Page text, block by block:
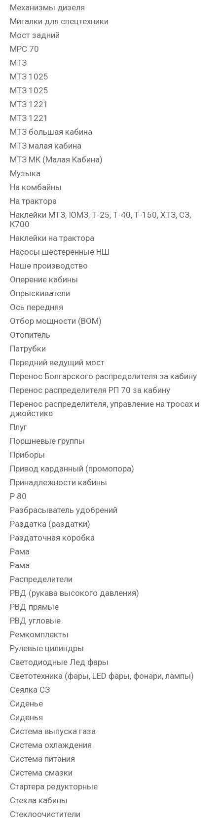
Механизмы дизеля
Мигалки для спецтехники
Мост задний
МРС 70
МТЗ
МТЗ 1025
МТЗ 1025
МТЗ 1221
МТЗ 1221
МТЗ большая кабина
МТЗ малая кабина
МТЗ МК (Малая Кабина)
Музыка
На комбайны
На трактора
Наклейки МТЗ, ЮМЗ, Т-25, Т-40, Т-150, ХТЗ, СЗ,
К700
Наклейки на трактора
Насосы шестеренные НШ
Наше производство
Оперение кабины
Опрыскиватели
Ось передняя
Отбор мощности (ВОМ)
Отопитель
Патрубки
Передний ведущий мост
Перенос Болгарского распределителя за кабину
Перенос распределителя РП 70 за кабину
Перенос распределителя, управление на тросах и
джойстике
Плуг
Поршневые группы
Приборы
Привод карданный (промопора)
Принадлежности кабины
Р 80
Разбрасыватель удобрений
Раздатка (раздатки)
Раздаточная коробка
Рама
Рама
Распределители
РВД (рукава высокого давления)
РВД прямые
РВД угловые
Ремкомплекты
Рулевые цилиндры
Светодиодные Лед фары
Светотехника (фары, LED фары, фонари, лампы)
Сеялка СЗ
Сиденье
Сиденья
Система выпуска газа
Система охлаждения
Система питания
Система смазки
Стартера редукторные
Стекла кабины
Стеклоочистители